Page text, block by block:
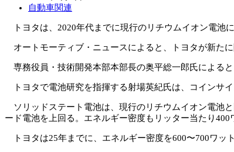
自動車関連
トヨタは、2020年代までに現行のリチウムイオン電池
オートモーティブ・ニュースによると、トヨタが新た
専務役員・技術開発本部本部長の奥平総一郎氏による
トヨタで電池研究を指揮する射場英紀氏は、コインサ
ソリッドステート電池は、現行のリチウムイオン電池
ード電池を上回る。エネルギー密度もリッター当たり
トヨタは25年までに、エネルギー密度を600〜700ワッ